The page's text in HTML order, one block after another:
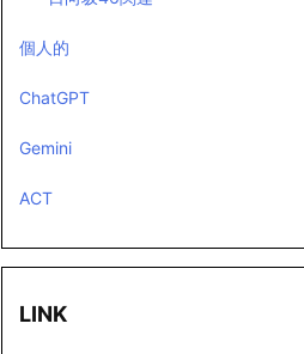
個人的
ChatGPT
Gemini
ACT
LINK